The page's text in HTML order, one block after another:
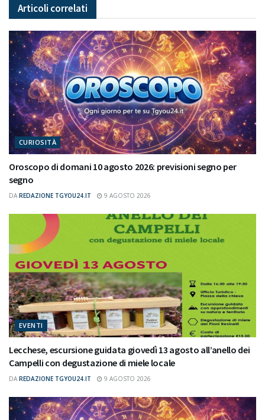
Articoli correlati
CURIOSITÀ
Oroscopo di domani 10 agosto 2026: previsioni segno per
segno
DA REDAZIONE TGYOU24.IT 9 AGOSTO 2026
EVENTI
Lecchese, escursione guidata giovedì 13 agosto all’anello dei
Campelli con degustazione di miele locale
DA REDAZIONE TGYOU24.IT 9 AGOSTO 2026